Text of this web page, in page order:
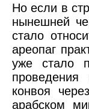
Но если в
нынешней
стало
ареопаг
уже стало
проведения
конвоя
арабском